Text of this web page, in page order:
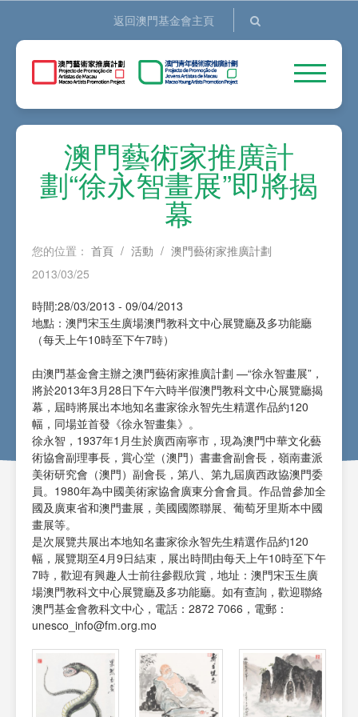
返回澳門基金會主頁
澳門藝術家推廣計
劃“徐永智畫展”即將揭
幕
您的位置： 首頁 / 活動 / 澳門藝術家推廣計劃
2013/03/25
時間:28/03/2013 - 09/04/2013
地點：澳門宋玉生廣場澳門教科文中心展覽廳及多功能廳
（每天上午10時至下午7時）
由澳門基金會主辦之澳門藝術家推廣計劃 —“徐永智畫展”，
將於2013年3月28日下午六時半假澳門教科文中心展覽廳揭
幕，屆時將展出本地知名畫家徐永智先生精選作品約120
幅，同場並首發《徐永智畫集》。
徐永智，1937年1月生於廣西南寧市，現為澳門中華文化藝
術協會副理事長，賞心堂（澳門）書畫會副會長，嶺南畫派
美術研究會（澳門）副會長，第八、第九屆廣西政協澳門委
員。1980年為中國美術家協會廣東分會會員。作品曾參加全
國及廣東省和澳門畫展，美國國際聯展、葡萄牙里斯本中國
畫展等。
是次展覽共展出本地知名畫家徐永智先生精選作品約120
幅，展覽期至4月9日結束，展出時間由每天上午10時至下午
7時，歡迎有興趣人士前往參觀欣賞，地址：澳門宋玉生廣
場澳門教科文中心展覽廳及多功能廳。如有查詢，歡迎聯絡
澳門基金會教科文中心，電話：2872 7066，電郵：
unesco_info@fm.org.mo